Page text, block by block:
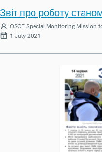
Звіт про роботу
OSCE Special Monitoring Mission
1 July 2021